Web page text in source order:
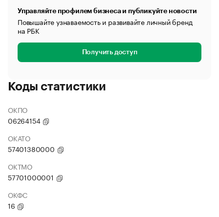
Управляйте профилем бизнеса и публикуйте новости
Повышайте узнаваемость и развивайте личный бренд
на РБК
Получить доступ
Коды статистики
ОКПО
06264154
ОКАТО
57401380000
ОКТМО
57701000001
ОКФС
16